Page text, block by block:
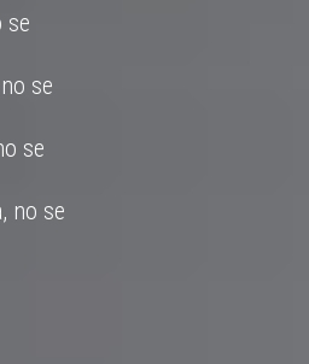
se
se
se
no se